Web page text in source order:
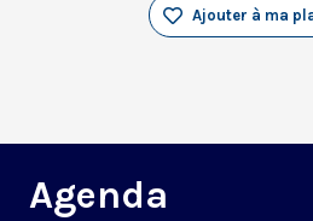
Ajouter à ma
Agenda